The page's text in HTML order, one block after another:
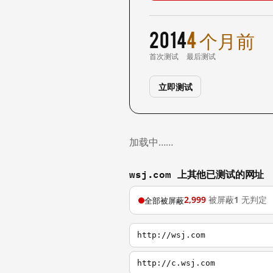
2014
首次测试
4 个月前
最后测试
立即测试
加载中……
wsj.com 上其他已测试的网址
全部被屏蔽2,999 被屏蔽1 无判定
http://wsj.com
http://c.wsj.com